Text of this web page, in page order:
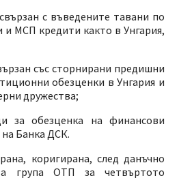
с въведените тавани по
и МСП кредити както в Унгария,
със сторнирани предишни
обезценки в Унгария и
дружества;
за обезценка на финансови
Банка ДСК.
коригирана, след данъчно
група ОТП за четвъртото